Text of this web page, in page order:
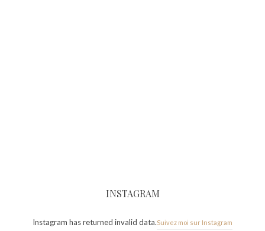
INSTAGRAM
Instagram has returned invalid data.Suivez moi sur Instagram